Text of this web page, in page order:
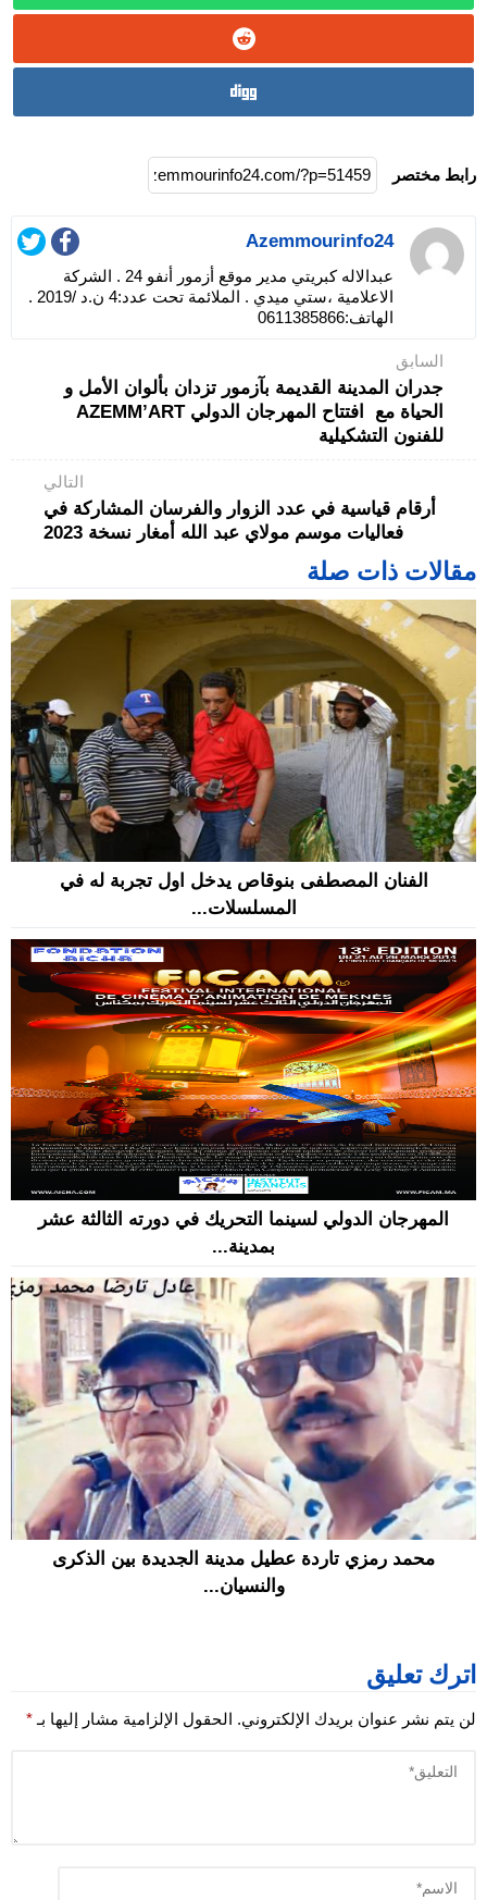
رابط مختصر
Azemmourinfo24
عبدالاله كبريتي مدير موقع أزمور أنفو 24 . الشركة
الاعلامية ،ستي ميدي . الملائمة تحت عدد:4 ن.د /2019 .
الهاتف:0611385866
السابق
جدران المدينة القديمة بآزمور تزدان بألوان الأمل و
الحياة مع افتتاح المهرجان الدولي AZEMM’ART
للفنون التشكيلية
التالي
أرقام قياسية في عدد الزوار والفرسان المشاركة في
فعاليات موسم مولاي عبد الله أمغار نسخة 2023
مقالات ذات صلة
الفنان المصطفى بنوقاص يدخل اول تجربة له في
المسلسلات...
المهرجان الدولي لسينما التحريك في دورته الثالثة عشر
بمدينة...
محمد رمزي تاردة عطيل مدينة الجديدة بين الذكرى
والنسيان...
اترك تعليق
لن يتم نشر عنوان بريدك الإلكتروني. الحقول الإلزامية مشار إليها بـ *